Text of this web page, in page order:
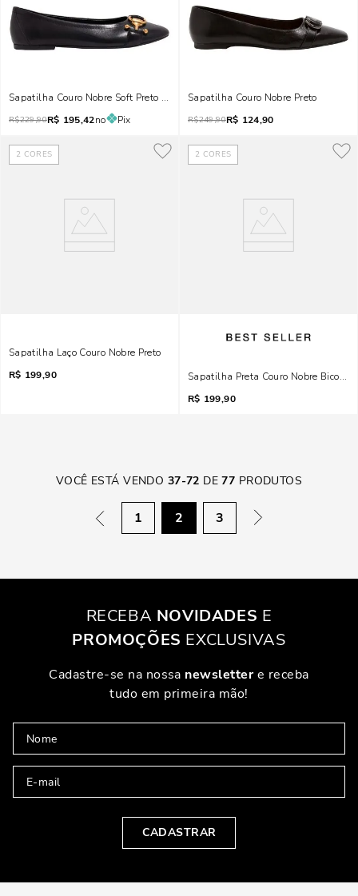
Sapatilha Couro Nobre Soft Preto Bico Redondo
R$229,90R$ 195,42no Pix
Sapatilha Couro Nobre Preto
R$249,90R$ 124,90
2 CORES
Sapatilha Laço Couro Nobre Preto
R$ 199,90
2 CORES
Sapatilha Preta Couro Nobre Bico
R$ 199,90
VOCÊ ESTÁ VENDO 37-72 DE77 PRODUTOS
1 2 3
RECEBA NOVIDADES E
PROMOÇÕES EXCLUSIVAS
Cadastre-se na nossa newslettere receba
tudo em primeira mão!
CADASTRAR